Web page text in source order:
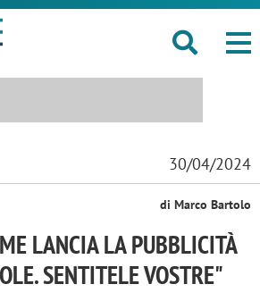
30/04/2024
di Marco Bartolo
LANCIA LA PUBBLICITÀ
SENTITELE VOSTRE"